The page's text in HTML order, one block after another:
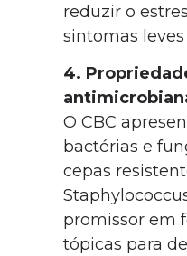
reduzir o
sintomas
4.
O CBC
bactérias e
cepas
promissor em
tópicas para